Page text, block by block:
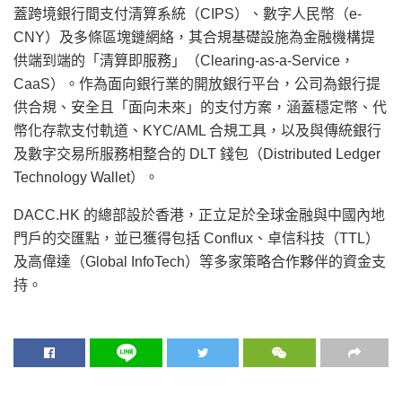
蓋跨境銀行間支付清算系統（CIPS）、數字人民幣（e-
CNY）及多條區塊鏈網絡，其合規基礎設施為金融機構提
供端到端的「清算即服務」（Clearing-as-a-Service，
CaaS）。作為面向銀行業的開放銀行平台，公司為銀行提
供合規、安全且「面向未來」的支付方案，涵蓋穩定幣、代
幣化存款支付軌道、KYC/AML 合規工具，以及與傳統銀行
及數字交易所服務相整合的 DLT 錢包（Distributed Ledger
Technology Wallet）。
DACC.HK 的總部設於香港，正立足於全球金融與中國內地
門戶的交匯點，並已獲得包括 Conflux、卓信科技（TTL）
及高偉達（Global InfoTech）等多家策略合作夥伴的資金支
持 。